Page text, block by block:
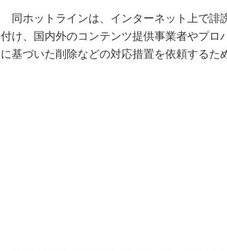
同ホットラインは、インターネット上で誹
付け、国内外のコンテンツ提供事業者やプロ
に基づいた削除などの対応措置を依頼するた